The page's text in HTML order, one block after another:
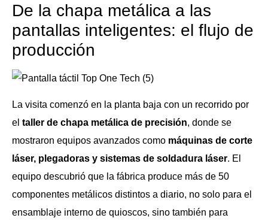
De la chapa metálica a las
pantallas inteligentes: el flujo de
producción
La visita comenzó en la planta baja con un recorrido por
el taller de chapa metálica de precisión, donde se
mostraron equipos avanzados como máquinas de corte
láser, plegadoras y sistemas de soldadura láser. El
equipo descubrió que la fábrica produce más de 50
componentes metálicos distintos a diario, no solo para el
ensamblaje interno de quioscos, sino también para